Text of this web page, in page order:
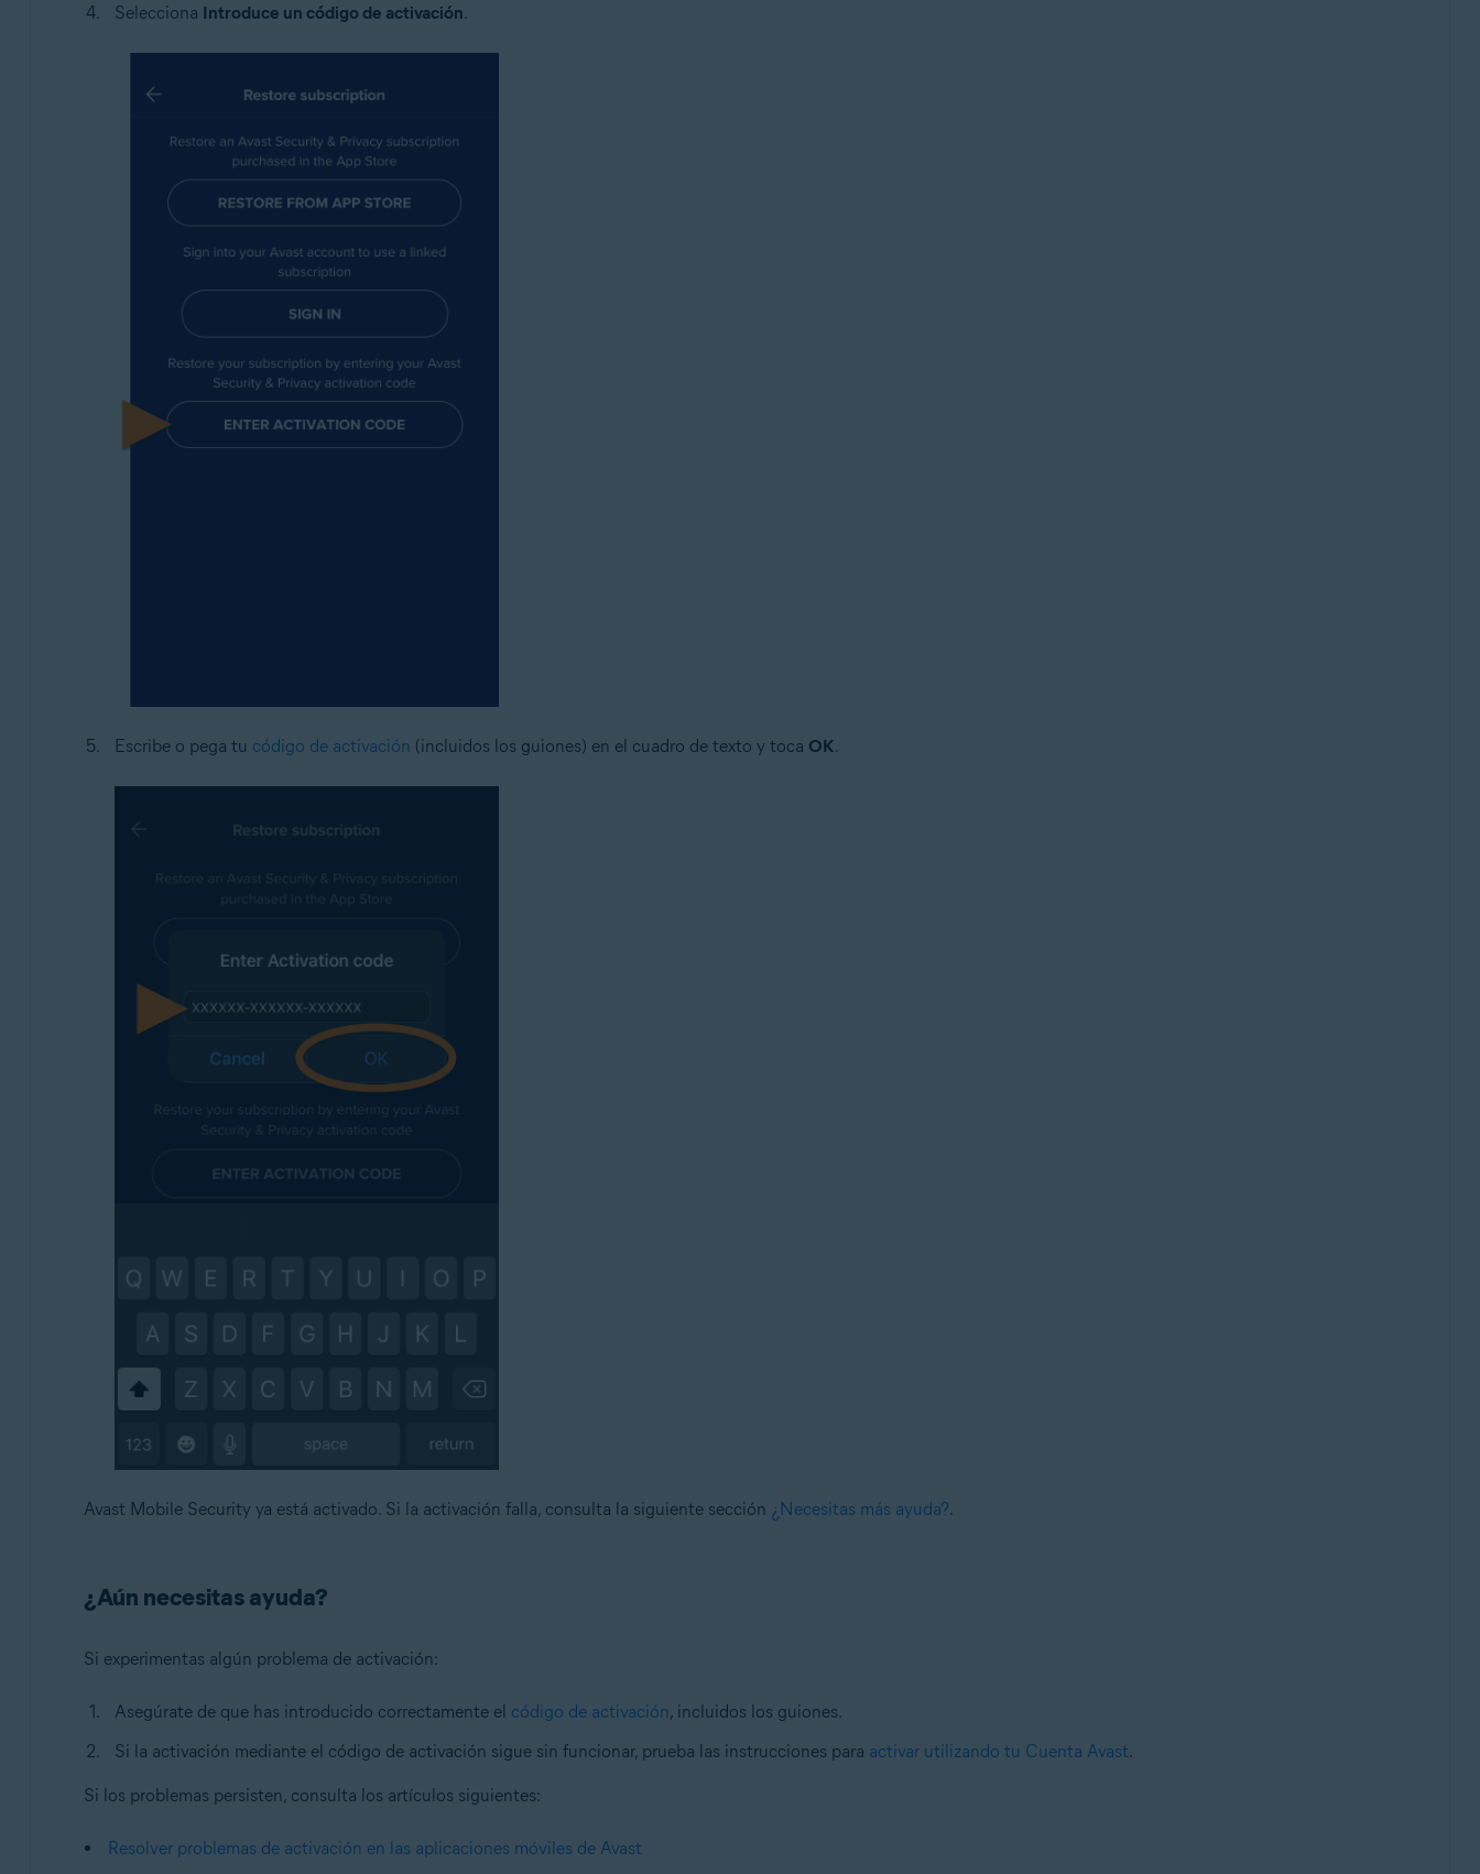
Selecciona Introduce un código de activación.
Escribe o pega tu código de activación (incluidos los guiones) en el cuadro de texto y toca OK.
Avast Mobile Security ya está activado. Si la activación falla, consulta la siguiente sección ¿Necesitas más ayuda?.
¿Aún necesitas ayuda?
Si experimentas algún problema de activación:
Asegúrate de que has introducido correctamente el código de activación, incluidos los guiones.
Si la activación mediante el código de activación sigue sin funcionar, prueba las instrucciones para activar utilizando tu Cuenta Avast.
Si los problemas persisten, consulta los artículos siguientes:
Resolver problemas de activación en las aplicaciones móviles de Avast